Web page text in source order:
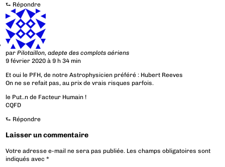
⮑ Répondre
parPilotaillon, adepte des complots aériens
9 février 2020 à 9 h 34 min
Et oui le PFH, de notre Astrophysicien préféré : Hubert Reeves
On ne se refait pas, au prix de vrais risques parfois.
le Put..n de Facteur Humain !
CQFD
⮑ Répondre
Laisser un commentaire
Votre adresse e-mail ne sera pas publiée. Les champs obligatoires sont
indiqués avec*